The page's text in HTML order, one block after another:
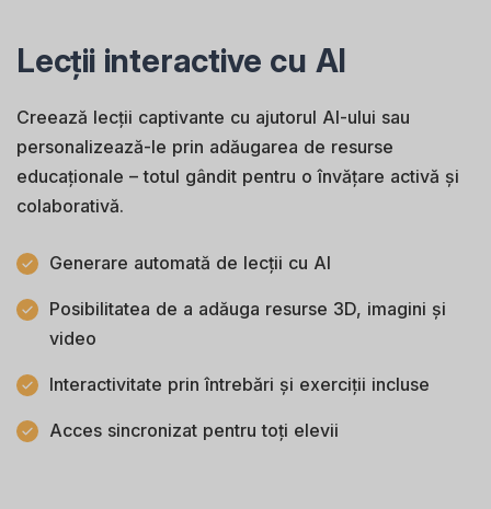
Lecții interactive cu AI
Creează lecții captivante cu ajutorul AI-ului sau
personalizează-le prin adăugarea de resurse
educaționale – totul gândit pentru o învățare activă și
colaborativă.
Generare automată de lecții cu AI
Posibilitatea de a adăuga resurse 3D, imagini și
video
Interactivitate prin întrebări și exerciții incluse
Acces sincronizat pentru toți elevii